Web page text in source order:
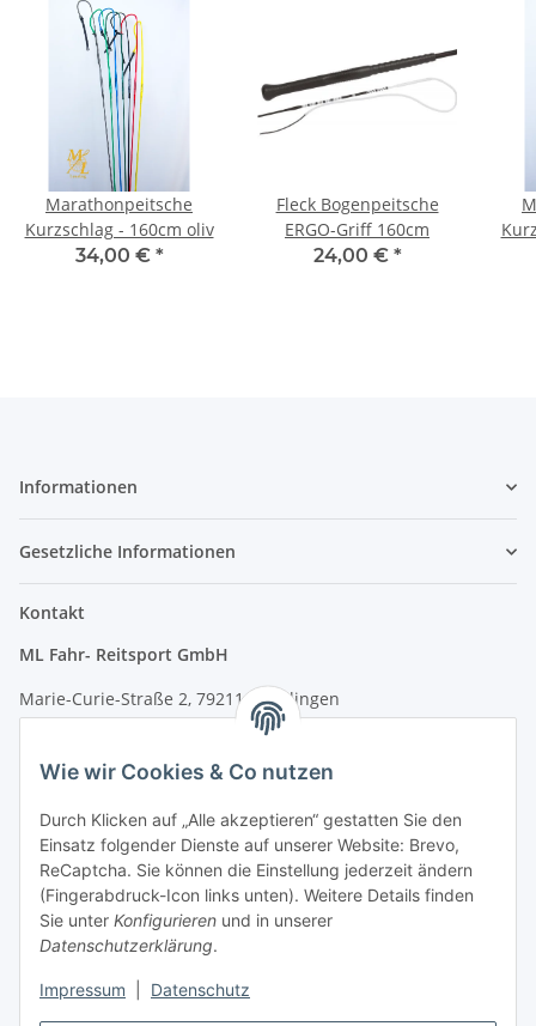
Wie wir Cookies & Co nutzen
Durch Klicken auf „Alle akzeptieren“ gestatten Sie den
Einsatz folgender Dienste auf unserer Website: Brevo,
ReCaptcha. Sie können die Einstellung jederzeit ändern
(Fingerabdruck-Icon links unten). Weitere Details finden
Sie unter Konfigurieren und in unserer
Datenschutzerklärung.
Impressum Datenschutz
Marathonpeitsche
Kurzschlag - 160cm oliv
34,00 € *
Fleck Bogenpeitsche
ERGO-Griff 160cm
24,00 € *
Informationen
Gesetzliche Informationen
Kontakt
ML Fahr- Reitsport GmbH
Marie-Curie-Straße 2, 79211 Denzlingen
Tel.: 07666/9378060 (Mo-Fr 9-16 Uhr)
info@fahr-reitsport.de
Nach Terminvereinbarung können Sie gerne bei uns im Lager
vorbeikommen
Zahlungsarten